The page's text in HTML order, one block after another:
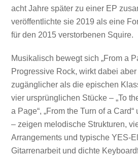
acht Jahre später zu einer EP
veröffentlichte sie 2019 als eine
für den 2015 verstorbenen Squire.
Musikalisch bewegt sich „From a
Progressive Rock, wirkt dabei
zugänglicher als die epischen
vier ursprünglichen Stücke – „To
a Page“, „From the Turn of a Card“
– zeigen melodische Strukturen,
Arrangements und typische YES-
Gitarrenarbeit und dichte